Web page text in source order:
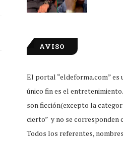
AVISO
El portal “eldeforma.com” es
único fin es el
son ficción(excepto la
cierto” y no se corresponden
Todos los referentes,